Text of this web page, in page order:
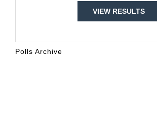
VIEW RESULTS
Polls Archive